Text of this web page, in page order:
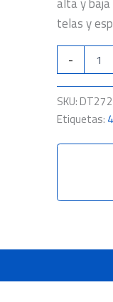
alta y baja
telas y
-
SKU:
Etiquetas: